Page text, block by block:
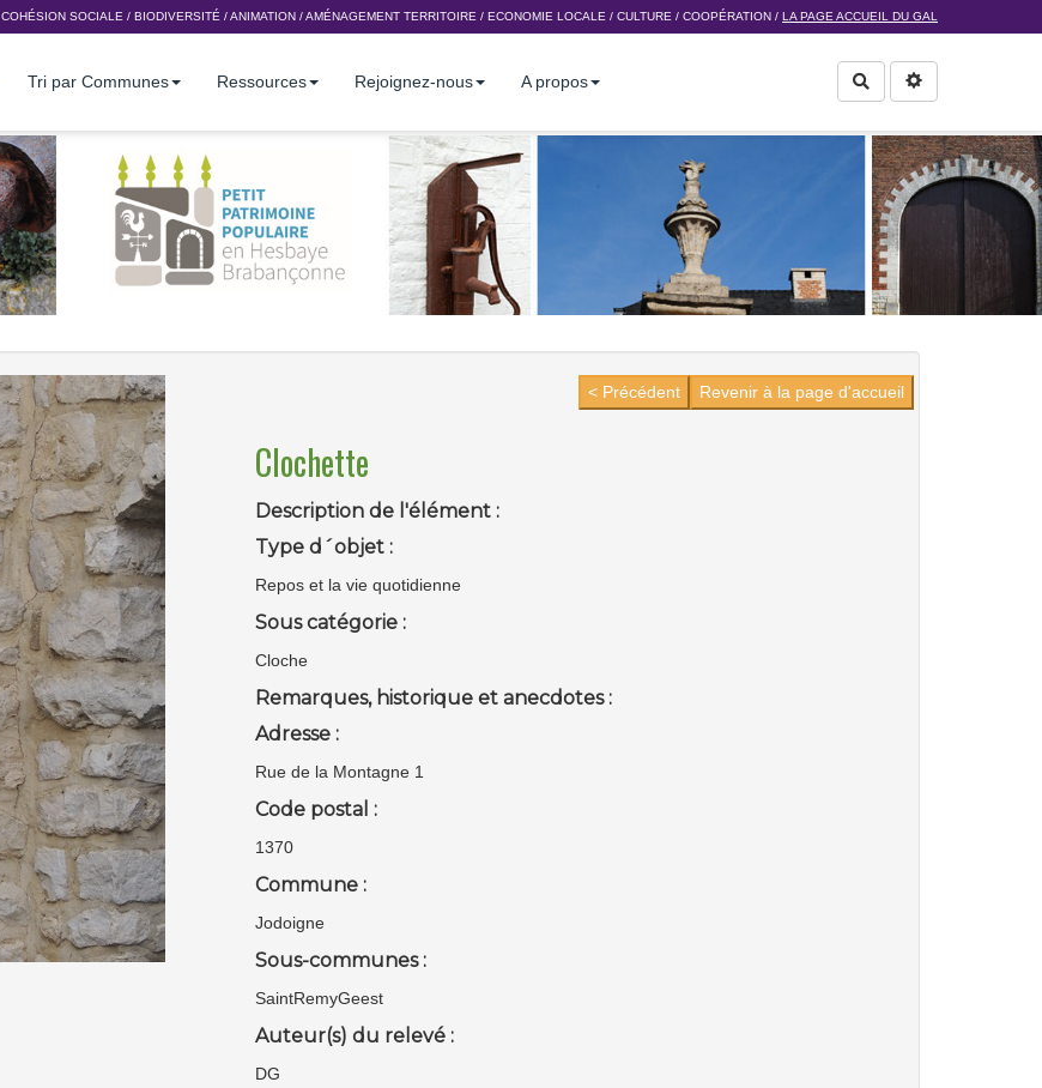
COHÉSION SOCIALE / BIODIVERSITÉ /ANIMATION /AMÉNAGEMENT TERRITOIRE / ECONOMIE LOCALE / CULTURE / COOPÉRATION / LA PAGE ACCUEIL DU GAL
Tri par Communes Ressources Rejoignez-nous A propos Rechercher
Revenir à la page d'accueil
< Précédent
Clochette
Description de l'élément :
Type d´objet :
Repos et la vie quotidienne
Sous catégorie :
Cloche
Remarques, historique et anecdotes :
Adresse :
Rue de la Montagne 1
Code postal :
1370
Commune :
Jodoigne
Sous-communes :
SaintRemyGeest
Auteur(s) du relevé :
DG